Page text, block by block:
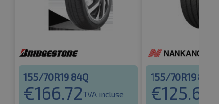
155/70R19 84Q
€166.72TVA incluse
155/70R19 84Q
€125.68